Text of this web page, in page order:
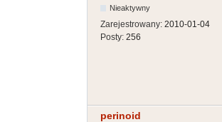
Nieaktywny
Zarejestrowany: 2010-01-04
Posty: 256
perinoid